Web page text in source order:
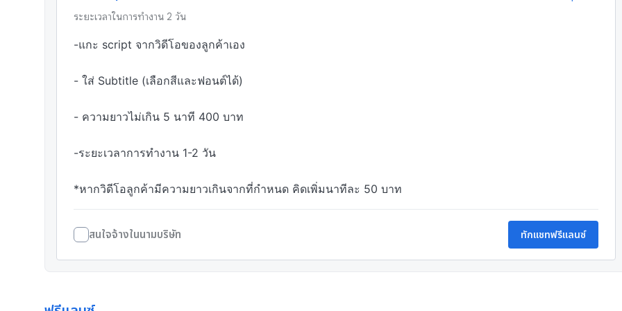
ระยะเวลาในการทำงาน 2 วัน
-แกะ script จากวิดีโอของลูกค้าเอง
- ใส่ Subtitle (เลือกสีและฟอนต์ได้)
- ความยาวไม่เกิน 5 นาที 400 บาท
-ระยะเวลาการทำงาน 1-2 วัน
*หากวิดีโอลูกค้ามีความยาวเกินจากที่กำหนด คิดเพิ่มนาทีละ 50 บาท
สนใจจ้างในนามบริษัท ทักแชทฟรีแลนซ์